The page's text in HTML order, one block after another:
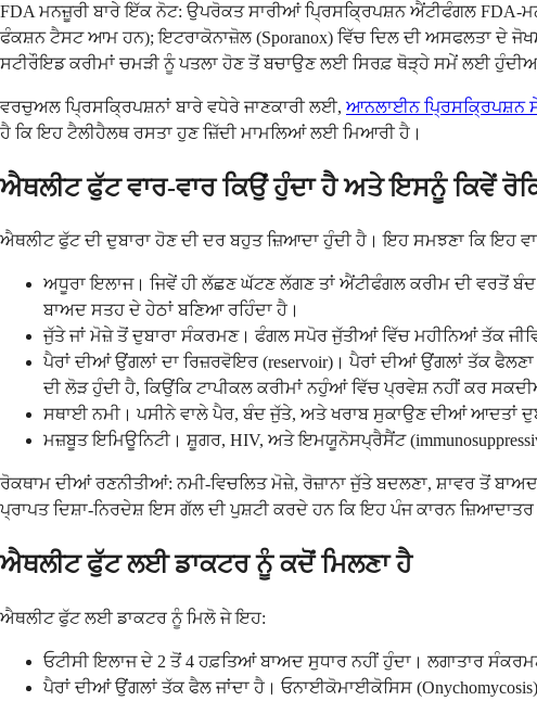
FDA ਮਨਜ਼ੂਰੀ ਬਾਰੇ ਇੱਕ ਨੋਟ: ਉਪਰੋਕਤ ਸਾਰੀਆਂ ਪ੍ਰਿਸਕ੍ਰਿਪਸ਼ਨ ਐਂਟੀਫੰਗਲ FDA-
ਫੰਕਸ਼ਨ ਟੈਸਟ ਆਮ ਹਨ); ਇਟਰਾਕੋਨਾਜ਼ੋਲ (Sporanox) ਵਿੱਚ ਦਿਲ ਦੀ ਅਸਫਲਤਾ ਦੇ
ਸਟੀਰੌਇਡ ਕਰੀਮਾਂ ਚਮੜੀ ਨੂੰ ਪਤਲਾ ਹੋਣ ਤੋਂ ਬਚਾਉਣ ਲਈ ਸਿਰਫ਼ ਥੋੜ੍ਹੇ ਸਮੇਂ ਲਈ
ਵਰਚੁਅਲ ਪ੍ਰਿਸਕ੍ਰਿਪਸ਼ਨਾਂ ਬਾਰੇ ਵਧੇਰੇ ਜਾਣਕਾਰੀ ਲਈ, ਆਨਲਾਈਨ ਪ੍ਰਿਸਕ੍ਰਿਪਸ਼ਨ
ਹੈ ਕਿ ਇਹ ਟੈਲੀਹੈਲਥ ਰਸਤਾ ਹੁਣ ਜ਼ਿੱਦੀ ਮਾਮਲਿਆਂ ਲਈ ਮਿਆਰੀ ਹੈ।
ਐਥਲੀਟ ਫੁੱਟ ਵਾਰ-ਵਾਰ ਕਿਉਂ ਹੁੰਦਾ ਹੈ ਅਤੇ ਇਸਨੂੰ ਕਿਵੇਂ
ਐਥਲੀਟ ਫੁੱਟ ਦੀ ਦੁਬਾਰਾ ਹੋਣ ਦੀ ਦਰ ਬਹੁਤ ਜ਼ਿਆਦਾ ਹੁੰਦੀ ਹੈ। ਇਹ ਸਮਝਣਾ ਕਿ ਇਹ
ਅਧੂਰਾ ਇਲਾਜ। ਜਿਵੇਂ ਹੀ ਲੱਛਣ ਘੱਟਣ ਲੱਗਣ ਤਾਂ ਐਂਟੀਫੰਗਲ ਕਰੀਮ ਦੀ ਵਰਤੋਂ
ਬਾਅਦ ਸਤਹ ਦੇ ਹੇਠਾਂ ਬਣਿਆ ਰਹਿੰਦਾ ਹੈ।
ਜੁੱਤੇ ਜਾਂ ਮੋਜ਼ੇ ਤੋਂ ਦੁਬਾਰਾ ਸੰਕਰਮਣ। ਫੰਗਲ ਸਪੋਰ ਜੁੱਤੀਆਂ ਵਿੱਚ ਮਹੀਨਿਆਂ ਤੱਕ
ਪੈਰਾਂ ਦੀਆਂ ਉਂਗਲਾਂ ਦਾ ਰਿਜ਼ਰਵੋਇਰ (reservoir)। ਪੈਰਾਂ ਦੀਆਂ ਉਂਗਲਾਂ ਤੱਕ
ਦੀ ਲੋੜ ਹੁੰਦੀ ਹੈ, ਕਿਉਂਕਿ ਟਾਪੀਕਲ ਕਰੀਮਾਂ ਨਹੁੰਆਂ ਵਿੱਚ ਪ੍ਰਵੇਸ਼ ਨਹੀਂ ਕਰ
ਸਥਾਈ ਨਮੀ। ਪਸੀਨੇ ਵਾਲੇ ਪੈਰ, ਬੰਦ ਜੁੱਤੇ, ਅਤੇ ਖਰਾਬ ਸੁਕਾਉਣ ਦੀਆਂ ਆਦਤਾਂ
ਮਜ਼ਬੂਤ ਇਮਿਊਨਿਟੀ। ਸ਼ੂਗਰ, HIV, ਅਤੇ ਇਮਯੂਨੋਸਪ੍ਰੈਸੈਂਟ
ਰੋਕਥਾਮ ਦੀਆਂ ਰਣਨੀਤੀਆਂ: ਨਮੀ-ਵਿਚਲਿਤ ਮੋਜ਼ੇ, ਰੋਜ਼ਾਨਾ ਜੁੱਤੇ ਬਦਲਣਾ, ਸ਼ਾਵਰ ਤੋਂ
ਪ੍ਰਾਪਤ ਦਿਸ਼ਾ-ਨਿਰਦੇਸ਼ ਇਸ ਗੱਲ ਦੀ ਪੁਸ਼ਟੀ ਕਰਦੇ ਹਨ ਕਿ ਇਹ ਪੰਜ ਕਾਰਨ
ਐਥਲੀਟ ਫੁੱਟ ਲਈ ਡਾਕਟਰ ਨੂੰ ਕਦੋਂ ਮਿਲਣਾ ਹੈ
ਐਥਲੀਟ ਫੁੱਟ ਲਈ ਡਾਕਟਰ ਨੂੰ ਮਿਲੋ ਜੇ ਇਹ:
ਓਟੀਸੀ ਇਲਾਜ ਦੇ 2 ਤੋਂ 4 ਹਫ਼ਤਿਆਂ ਬਾਅਦ ਸੁਧਾਰ ਨਹੀਂ ਹੁੰਦਾ। ਲਗਾਤਾਰ
ਪੈਰਾਂ ਦੀਆਂ ਉਂਗਲਾਂ ਤੱਕ ਫੈਲ ਜਾਂਦਾ ਹੈ। ਓਨਾਈਕੋਮਾਈਕੋਸਿਸ